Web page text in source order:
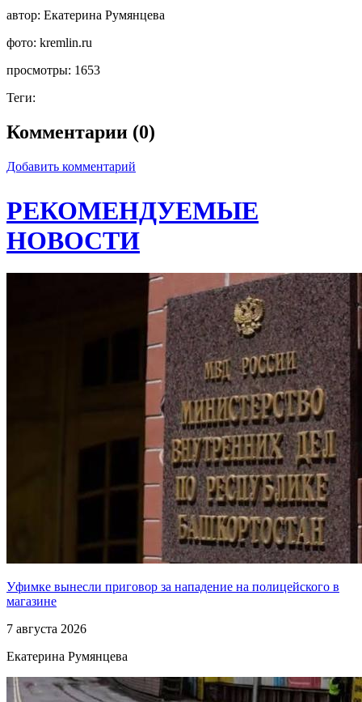
автор: Екатерина Румянцева
фото: kremlin.ru
просмотры: 1653
Теги:
Комментарии (0)
Добавить комментарий
РЕКОМЕНДУЕМЫЕ
НОВОСТИ
Уфимке вынесли приговор за нападение на полицейского в
магазине
7 августа 2026
Екатерина Румянцева